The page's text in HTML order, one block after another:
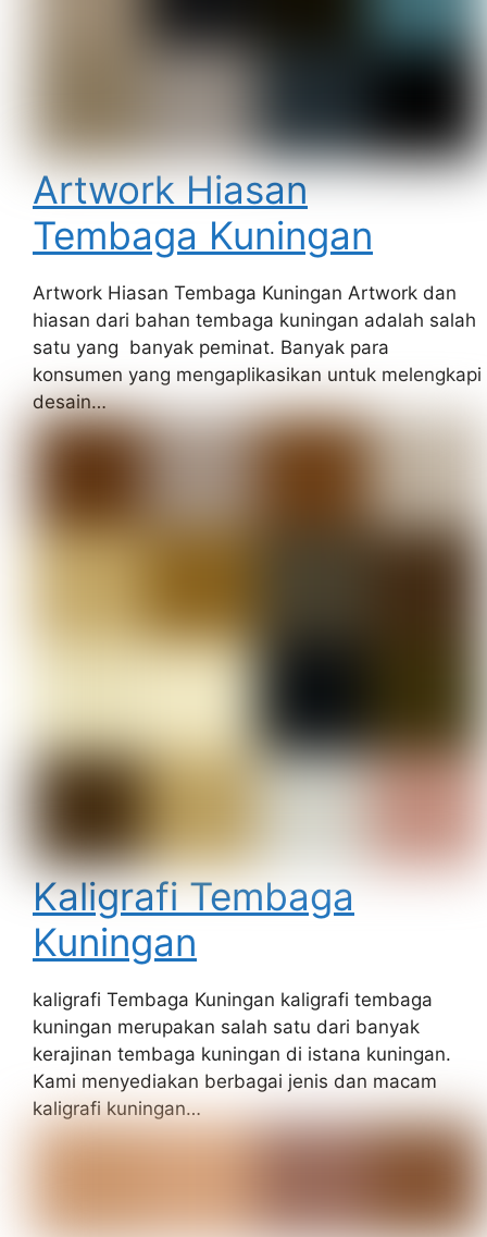
Artwork Hiasan
Tembaga Kuningan
Artwork Hiasan Tembaga Kuningan Artwork dan
hiasan dari bahan tembaga kuningan adalah salah
satu yang banyak peminat. Banyak para
konsumen yang mengaplikasikan untuk melengkapi
desain…
Kaligrafi Tembaga
Kuningan
kaligrafi Tembaga Kuningan kaligrafi tembaga
kuningan merupakan salah satu dari banyak
kerajinan tembaga kuningan di istana kuningan.
Kami menyediakan berbagai jenis dan macam
kaligrafi kuningan…